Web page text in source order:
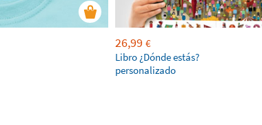
26,99 €
Libro ¿Dónde estás?
personalizado